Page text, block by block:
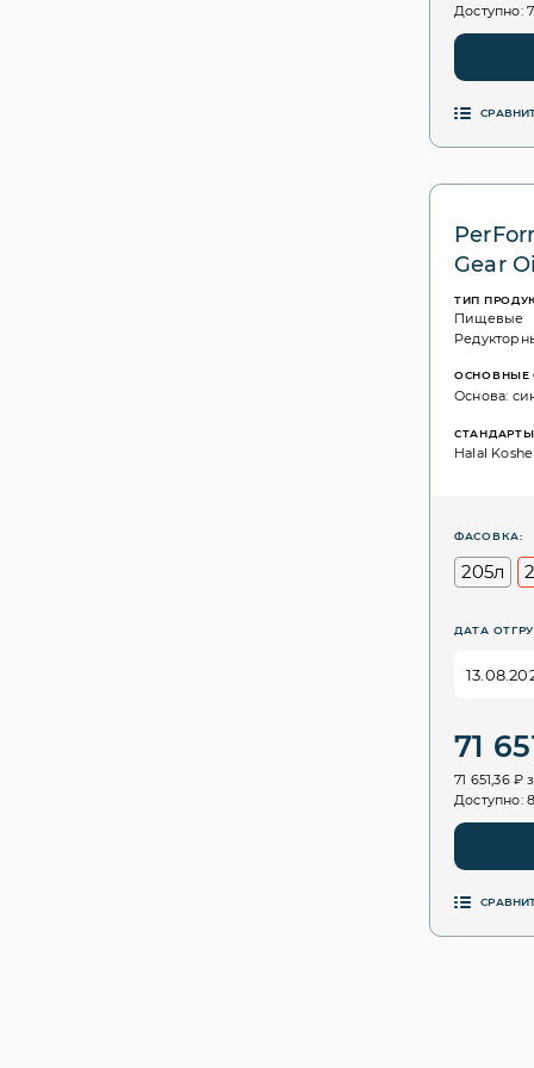
Доступно: 7
Gear
ТИП
Пищевые
ОСНОВНЫЕ
Основа:
СТАНДАРТЫ
Halal
ФАСОВКА:
205л
ДАТА
71
71 651,36 ₽
Доступно: